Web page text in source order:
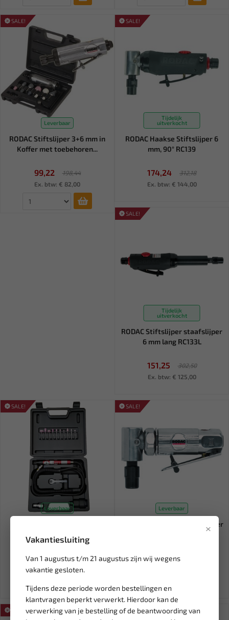
×
Vakantiesluiting
Van 1 augustus t/m 21 augustus zijn wij wegens
vakantie gesloten.
Tijdens deze periode worden bestellingen en
klantvragen beperkt verwerkt. Hierdoor kan de
verwerking van je bestelling of de beantwoording van
SALE!
Leverbaar
RODAC Stiftslijper 3+6 mm in
Koffer met toebehoren...
99,22
198,44
Ex. btw: € 82,00
SALE!
Tijdelijk
uitverkocht
RODAC Haakse Stiftslijper 6
mm, 90° RC139
174,24
312,18
Ex. btw: € 144,00
SALE!
Tijdelijk
uitverkocht
RODAC Stiftslijper staafslijper
6 mm lang RC133L
151,25
302,50
Ex. btw: € 125,00
SALE!
Leverbaar
139,15
278,30
Ex. btw: € 115,00
SALE!
Leverbaar
RODAC 1/4" Haakse Stiftslijper
152,46
203,28
SALE!